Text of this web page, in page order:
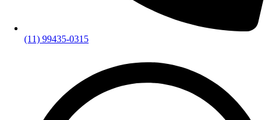
(11) 99435-0315